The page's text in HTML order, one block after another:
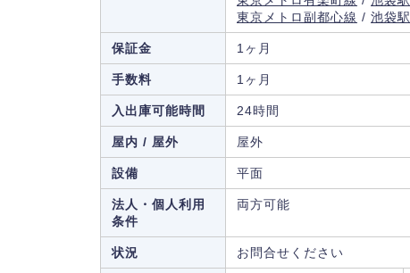
東京メトロ副都心線 / 池袋駅
保証金 1ヶ月
手数料 1ヶ月
入出庫可能時間 24時間
屋内 / 屋外 屋外
設備 平面
法人・個人利用
条件
両方可能
状況 お問合せください